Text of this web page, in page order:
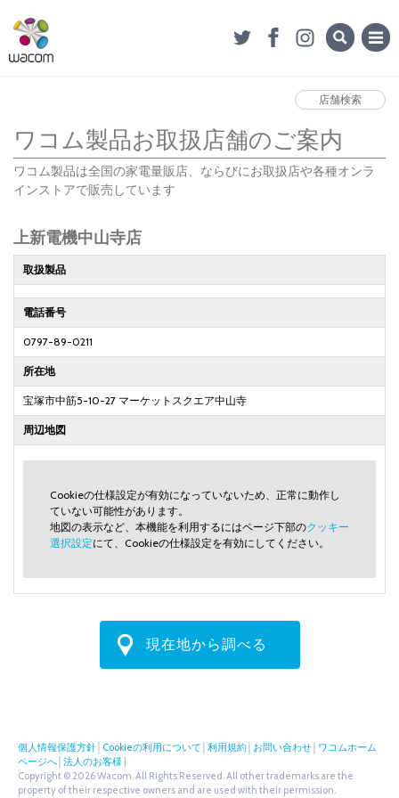
店舗検索
ワコム製品お取扱店舗のご案内
ワコム製品は全国の家電量販店、ならびにお取扱店や各種オンラ
インストアで販売しています
上新電機中山寺店
取扱製品
電話番号
0797-89-0211
所在地
宝塚市中筋5-10-27 マーケットスクエア中山寺
周辺地図
Cookieの仕様設定が有効になっていないため、正常に動作し
ていない可能性があります。
地図の表示など、本機能を利用するにはページ下部のクッキー
選択設定にて、Cookieの仕様設定を有効にしてください。
現在地から調べる
個人情報保護方針 Cookieの利用について 利用規約 お問い合わせ ワコムホーム
ページへ 法人のお客様
Copyright © 2026 Wacom. All Rights Reserved. All other trademarks are the
property of their respective owners and are used with their permission.